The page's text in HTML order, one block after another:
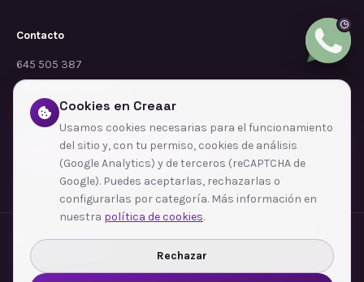
Contacto
645 505 387
info@dependalium.com
Mataró (Barcelona)
Déjanos tu reseña en Google
Zonas de cobertura·Barcelona·L'Hospitalet de Llobregat·Terrassa·Badalona
Sabadell
Santa Coloma de Gramenet
Ver todas las zonas →
Cookies en Creaar
Usamos cookies necesarias para el funcionamiento
del sitio y, con tu permiso, cookies de análisis
(Google Analytics) y de terceros (reCAPTCHA de
Google). Puedes aceptarlas, rechazarlas o
configurarlas por categoría. Más información en
nuestra política de cookies.
Rechazar